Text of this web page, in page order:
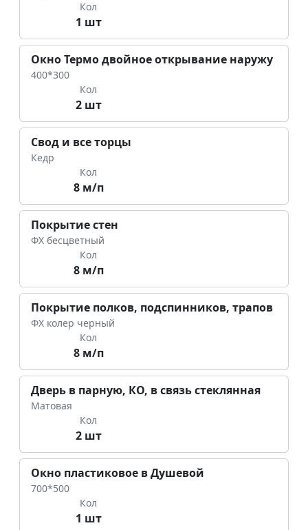
Кол
1 шт
Окно Термо двойное открывание наружу
400*300
Кол
2 шт
Свод и все торцы
Кедр
Кол
8 м/п
Покрытие стен
ФХ бесцветный
Кол
8 м/п
Покрытие полков, подспинников, трапов
ФХ колер черный
Кол
8 м/п
Дверь в парную, КО, в связь стеклянная
Матовая
Кол
2 шт
Окно пластиковое в Душевой
700*500
Кол
1 шт